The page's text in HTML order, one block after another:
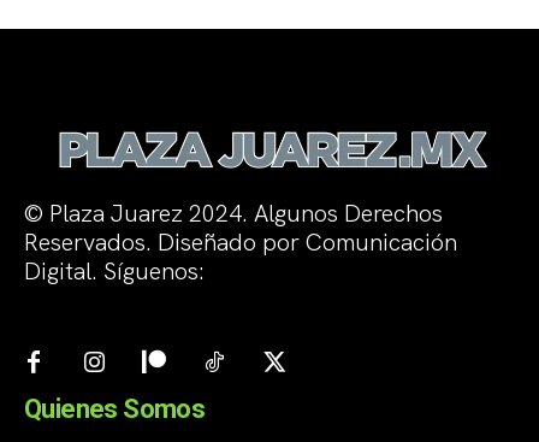
© Plaza Juarez 2024. Algunos Derechos
Reservados. Diseñado por Comunicación
Digital. Síguenos:
Quienes Somos